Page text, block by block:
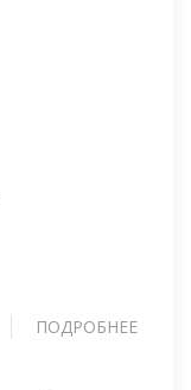
ПОДРОБНЕЕ